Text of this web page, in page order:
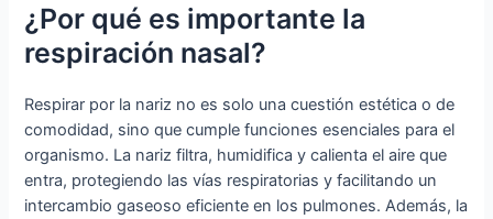
¿Por qué es importante la
respiración nasal?
Respirar por la nariz no es solo una cuestión estética o de
comodidad, sino que cumple funciones esenciales para el
organismo. La nariz filtra, humidifica y calienta el aire que
entra, protegiendo las vías respiratorias y facilitando un
intercambio gaseoso eficiente en los pulmones. Además, la